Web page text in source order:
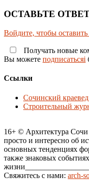
ОСТАВЬТЕ
Войдите, чтобы
Получать новые
Вы можете подписатьсяi
Ссылки
Сочинский краевед
Строительный
16+ © Архитектура Сочи
просто и интересно об
основных тенденциях
также знаковых
Свяжитесь с нами: arch-